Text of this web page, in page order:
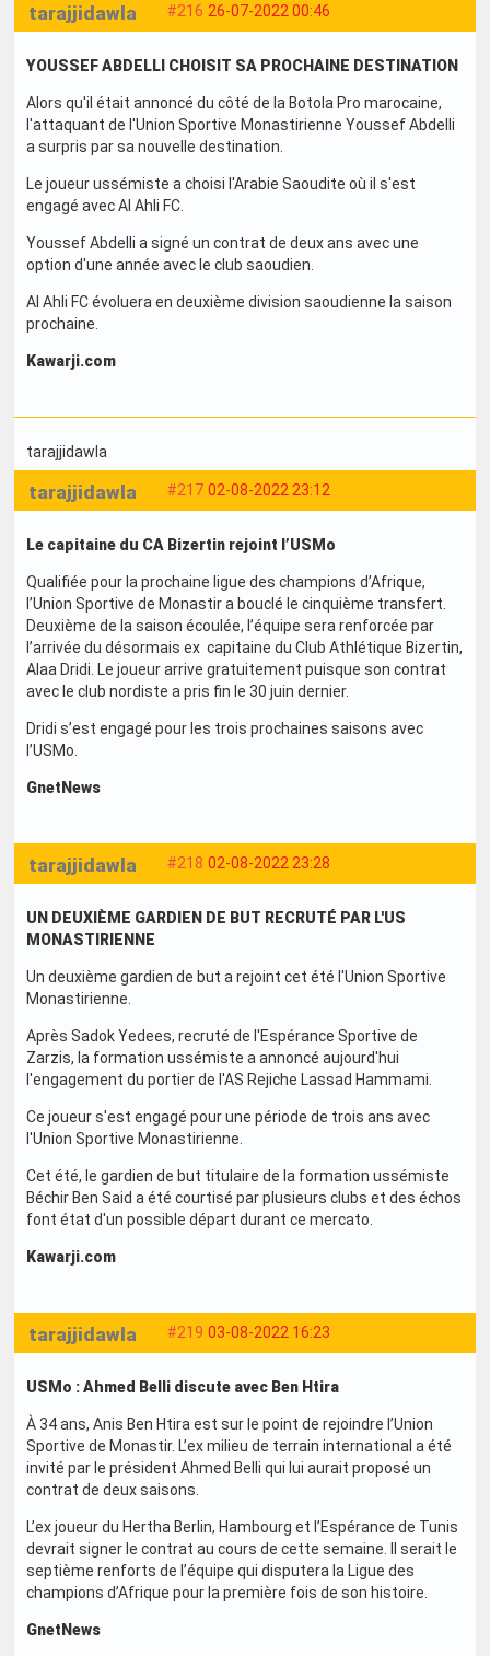
#216 26-07-2022 00:46
tarajjidawla
YOUSSEF ABDELLI CHOISIT SA PROCHAINE DESTINATION
Alors qu'il était annoncé du côté de la Botola Pro marocaine,
l'attaquant de l'Union Sportive Monastirienne Youssef Abdelli
a surpris par sa nouvelle destination.
Le joueur ussémiste a choisi l'Arabie Saoudite où il s'est
engagé avec Al Ahli FC.
Youssef Abdelli a signé un contrat de deux ans avec une
option d'une année avec le club saoudien.
Al Ahli FC évoluera en deuxième division saoudienne la saison
prochaine.
Kawarji.com
tarajjidawla
#217 02-08-2022 23:12
tarajjidawla
Le capitaine du CA Bizertin rejoint l’USMo
Qualifiée pour la prochaine ligue des champions d’Afrique,
l’Union Sportive de Monastir a bouclé le cinquième transfert.
Deuxième de la saison écoulée, l’équipe sera renforcée par
l’arrivée du désormais ex capitaine du Club Athlétique Bizertin,
Alaa Dridi. Le joueur arrive gratuitement puisque son contrat
avec le club nordiste a pris fin le 30 juin dernier.
Dridi s’est engagé pour les trois prochaines saisons avec
l’USMo.
GnetNews
#218 02-08-2022 23:28
tarajjidawla
UN DEUXIÈME GARDIEN DE BUT RECRUTÉ PAR L'US
MONASTIRIENNE
Un deuxième gardien de but a rejoint cet été l'Union Sportive
Monastirienne.
Après Sadok Yedees, recruté de l'Espérance Sportive de
Zarzis, la formation ussémiste a annoncé aujourd'hui
l'engagement du portier de l'AS Rejiche Lassad Hammami.
Ce joueur s'est engagé pour une période de trois ans avec
l'Union Sportive Monastirienne.
Cet été, le gardien de but titulaire de la formation ussémiste
Béchir Ben Said a été courtisé par plusieurs clubs et des échos
font état d'un possible départ durant ce mercato.
Kawarji.com
#219 03-08-2022 16:23
tarajjidawla
USMo : Ahmed Belli discute avec Ben Htira
À 34 ans, Anis Ben Htira est sur le point de rejoindre l’Union
Sportive de Monastir. L’ex milieu de terrain international a été
invité par le président Ahmed Belli qui lui aurait proposé un
contrat de deux saisons.
L’ex joueur du Hertha Berlin, Hambourg et l’Espérance de Tunis
devrait signer le contrat au cours de cette semaine. Il serait le
septième renforts de l’équipe qui disputera la Ligue des
champions d’Afrique pour la première fois de son histoire.
GnetNews